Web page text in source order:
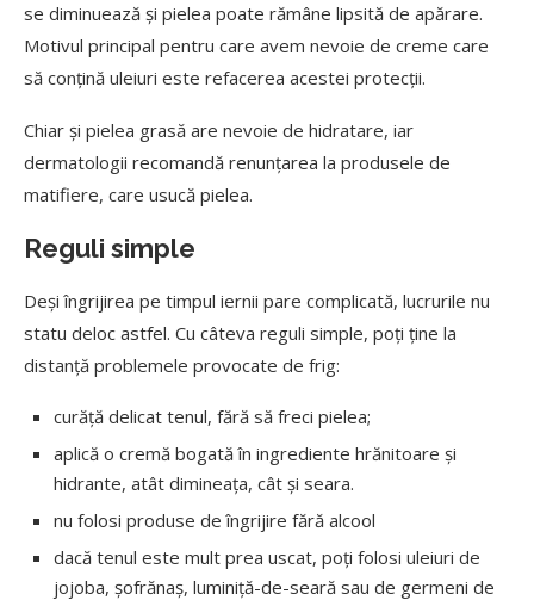
se diminuează și pielea poate rămâne lipsită de apărare.
Motivul principal pentru care avem nevoie de creme care
să conțină uleiuri este refacerea acestei protecții.
Chiar și pielea grasă are nevoie de hidratare, iar
dermatologii recomandă renunțarea la produsele de
matifiere, care usucă pielea.
Reguli simple
Deși îngrijirea pe timpul iernii pare complicată, lucrurile nu
statu deloc astfel. Cu câteva reguli simple, poți ține la
distanță problemele provocate de frig:
curăță delicat tenul, fără să freci pielea;
aplică o cremă bogată în ingrediente hrănitoare și
hidrante, atât dimineața, cât și seara.
nu folosi produse de îngrijire fără alcool
dacă tenul este mult prea uscat, poți folosi uleiuri de
jojoba, șofrănaș, luminiță-de-seară sau de germeni de